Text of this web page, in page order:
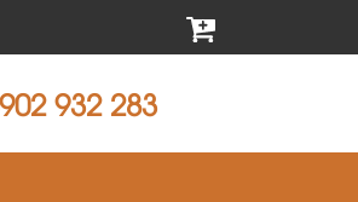
932 283